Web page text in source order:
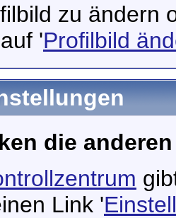
zu ändern
'Profilbild
die
Link '